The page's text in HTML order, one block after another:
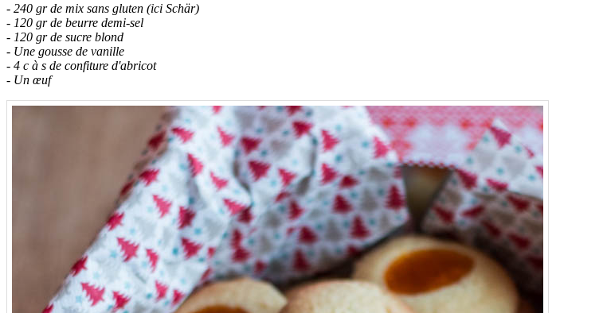
- 240 gr de mix sans gluten (ici Schär)
- 120 gr de beurre demi-sel
- 120 gr de sucre blond
- Une gousse de vanille
- 4 c à s de confiture d'abricot
- Un œuf